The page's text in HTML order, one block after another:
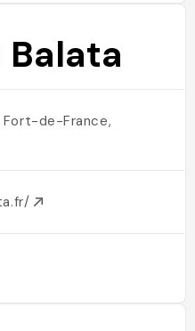
Fort-de-France,